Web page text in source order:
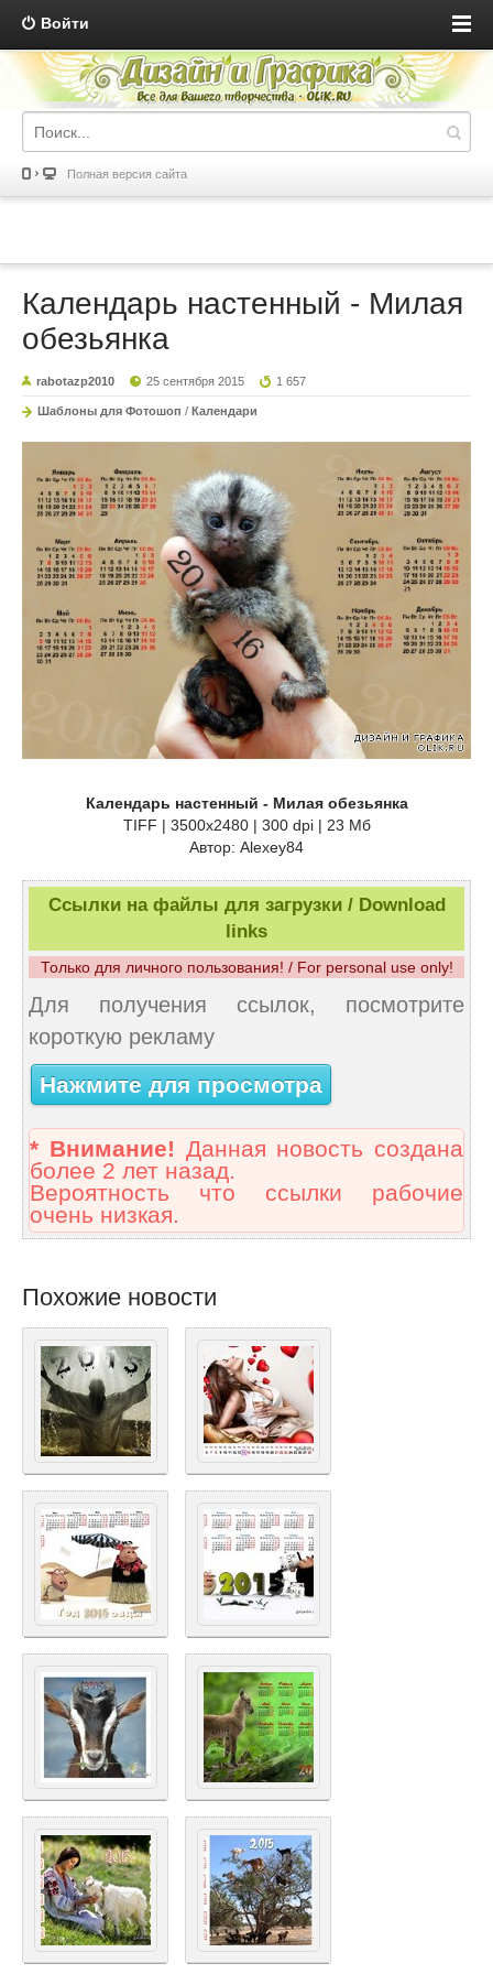
Войти
Полная версия сайта
Календарь настенный - Милая
обезьянка
rabotazp2010 25 сентября 2015 1 657
Шаблоны для Фотошоп / Календари
Календарь настенный - Милая обезьянка
TIFF | 3500x2480 | 300 dpi | 23 Мб
Автор: Alexey84
Ссылки на файлы для загрузки / Download
links
Только для личного пользования! / For personal use only!
Для получения ссылок, посмотрите
короткую рекламу
Нажмите для просмотра
* Внимание! Данная новость создана
более 2 лет назад.
Вероятность что ссылки рабочие
очень низкая.
Похожие новости